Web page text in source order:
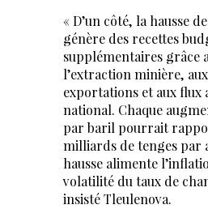
« D’un côté, la hausse
génère des recettes
supplémentaires grâce
l’extraction minière,
exportations et aux flux
national. Chaque
par baril pourrait
milliards de tenges par
hausse alimente
volatilité du taux de
insisté Tleulenova.